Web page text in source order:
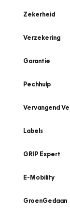
Zekerheid
Verzekering
Garantie
Pechhulp
Vervangend
Labels
GRIP Expert
E-Mobility
GroenGedaan